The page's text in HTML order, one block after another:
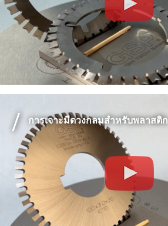
การเจาะมีดวงกลมสำหรับพลาสติก